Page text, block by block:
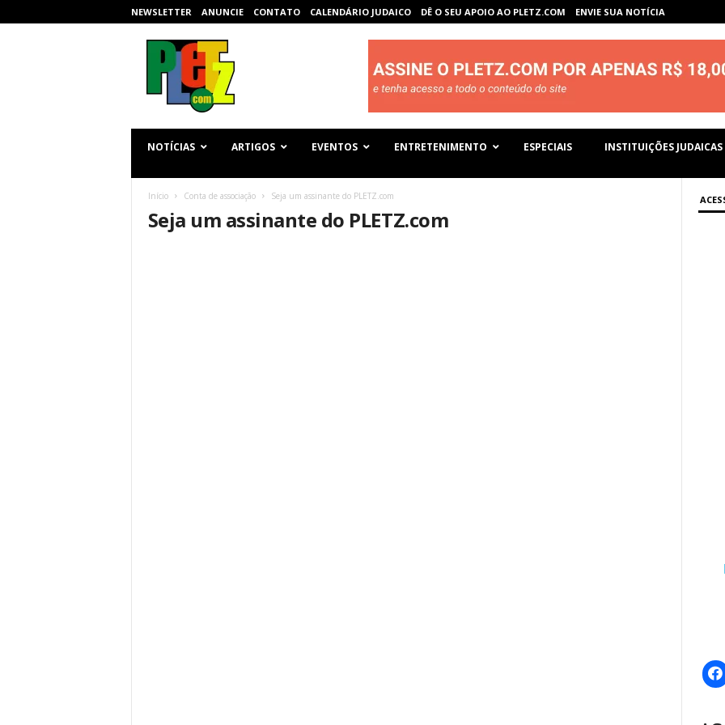
NEWSLETTER ANUNCIE CONTATO CALENDÁRIO JUDAICO DÊ O SEU APOIO AO PLETZ.COM ENVIE SUA NOTÍCIA
NOTÍCIAS ARTIGOS EVENTOS ENTRETENIMENTO ESPECIAIS INSTITUIÇÕES JUDAICAS
Início Conta de associação Seja um assinante do PLETZ.com
Seja um assinante do PLETZ.com